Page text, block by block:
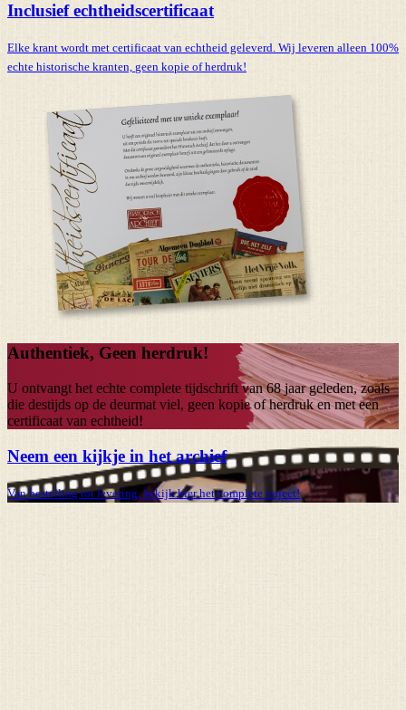
Inclusief echtheidscertificaat
Elke krant wordt met certificaat van echtheid geleverd. Wij leveren alleen 100%
echte historische kranten, geen kopie of herdruk!
Authentiek, Geen herdruk!
U ontvangt het echte complete tijdschrift van68 jaargeleden, zoals
die destijds op de deurmat viel, geen kopie of herdruk en met een
certificaat van echtheid!
Neem een kijkje in het archief
Van bestelling tot levering, bekijk hier het complete traject!